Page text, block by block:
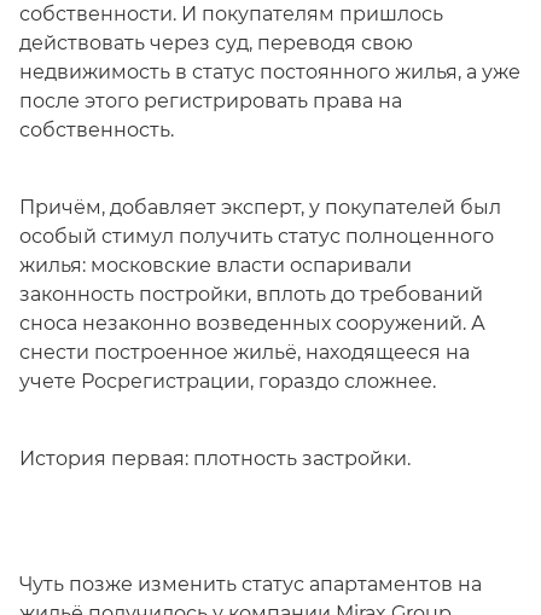
собственности. И покупателям пришлось
действовать через суд, переводя свою
недвижимость в статус постоянного жилья, а уже
после этого регистрировать права на
собственность.
Причём, добавляет эксперт, у покупателей был
особый стимул получить статус полноценного
жилья: московские власти оспаривали
законность постройки, вплоть до требований
сноса незаконно возведенных сооружений. А
снести построенное жильё, находящееся на
учете Росрегистрации, гораздо сложнее.
История первая: плотность застройки.
Чуть позже изменить статус апартаментов на